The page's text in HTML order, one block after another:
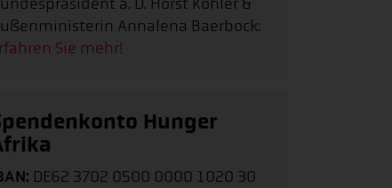
a. D. Horst Köhler &
Annalena Baerbock:
Sie mehr!
Hunger
DE62 3702 0500 0000 1020 30